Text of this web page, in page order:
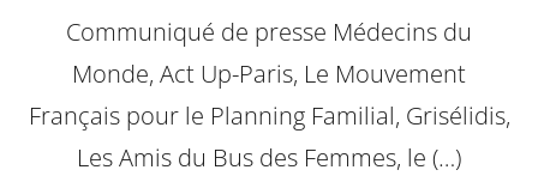
Communiqué de presse Médecins du
Monde, Act Up-Paris, Le Mouvement
Français pour le Planning Familial, Grisélidis,
Les Amis du Bus des Femmes, le (…)